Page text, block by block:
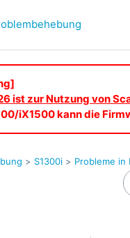
ist zur Nutzung von
iX1500 kann die
S1300i Probleme